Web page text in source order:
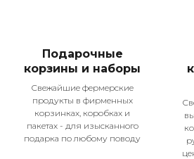
Подарочные
корзины и наборы
Свежайшие фермерские
продукты в фирменных
корзинках, коробках и
пакетах - для изысканного
подарка по любому поводу
Контакты
Колбасы и сосиски
Деликатесы
Мясо птицы
Сезон гриль
Каталог